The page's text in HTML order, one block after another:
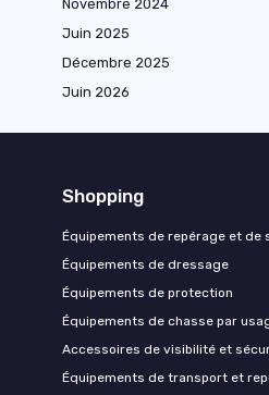
Novembre 2024
Juin 2025
Décembre 2025
Juin 2026
Shopping
Équipements de repérage et de
Équipements de dressage
Équipements de protection
Équipements de chasse par
Accessoires de visibilité et
Équipements de transport et